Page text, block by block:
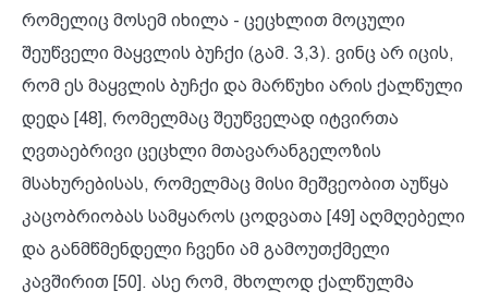
რომელიც მოსემ იხილა - ცეცხლით მოცული
შეუწველი მაყვლის ბუჩქი (გამ. 3,3). ვინც არ იცის,
რომ ეს მაყვლის ბუჩქი და მარწუხი არის ქალწული
დედა [48], რომელმაც შეუწველად იტვირთა
ღვთაებრივი ცეცხლი მთავარანგელოზის
მსახურებისას, რომელმაც მისი მეშვეობით აუწყა
კაცობრიობას სამყაროს ცოდვათა [49] აღმღებელი
და განმწმენდელი ჩვენი ამ გამოუთქმელი
კავშირით [50]. ასე რომ, მხოლოდ ქალწულმა